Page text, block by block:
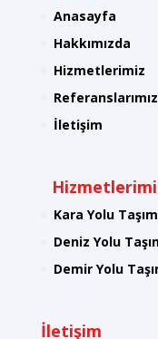
Anasayfa
Hakkımızda
Hizmetlerimiz
Referanslarımız
İletişim
Kara Yolu
Deniz Yolu
Demir Yolu
İletişim